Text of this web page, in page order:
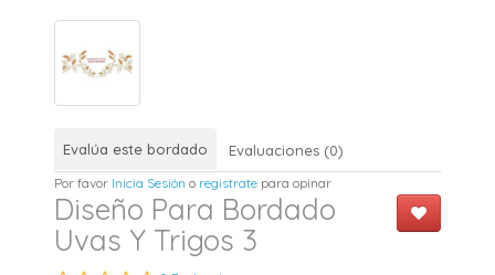
Evalúa este bordado Evaluaciones (0)
Por favor Inicia Sesión o registrate para opinar
Diseño Para Bordado
Uvas Y Trigos 3